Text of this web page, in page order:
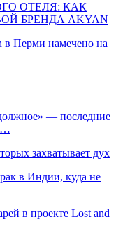
ОТЕЛЯ: КАК
БРЕНДА AKYAN
в Перми намечено на
— последние
захватывает дух
в Индии, куда не
в проекте Lost and